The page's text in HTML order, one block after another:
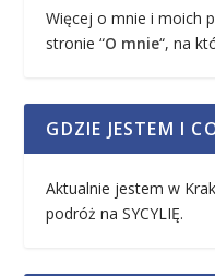
Więcej o mnie i moich
stronie “O mnie“, na
GDZIE JESTEM I
Aktualnie jestem w
podróż na SYCYLIĘ.